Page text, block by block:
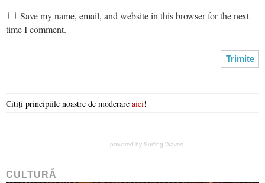
Save my name, email, and website in this browser for the next
time I comment.
Citiți principiile noastre de moderare aici!
powered by Surfing Waves
CULTURĂ